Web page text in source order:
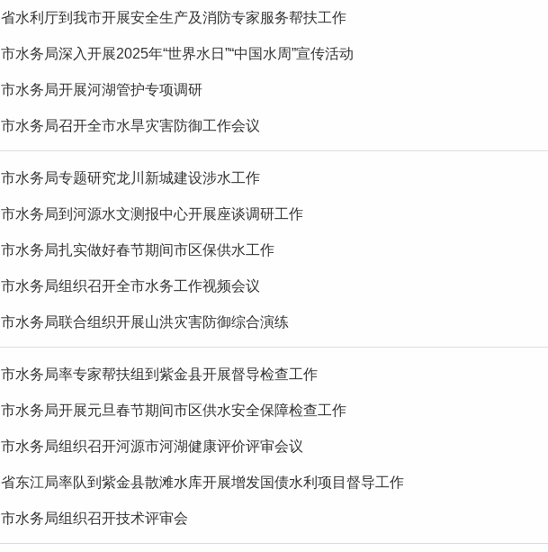
省水利厅到我市开展安全生产及消防专家服务帮扶工作
市水务局深入开展2025年“世界水日”“中国水周”宣传活动
市水务局开展河湖管护专项调研
市水务局召开全市水旱灾害防御工作会议
市水务局专题研究龙川新城建设涉水工作
市水务局到河源水文测报中心开展座谈调研工作
市水务局扎实做好春节期间市区保供水工作
市水务局组织召开全市水务工作视频会议
市水务局联合组织开展山洪灾害防御综合演练
市水务局率专家帮扶组到紫金县开展督导检查工作
市水务局开展元旦春节期间市区供水安全保障检查工作
市水务局组织召开河源市河湖健康评价评审会议
省东江局率队到紫金县散滩水库开展增发国债水利项目督导工作
市水务局组织召开技术评审会